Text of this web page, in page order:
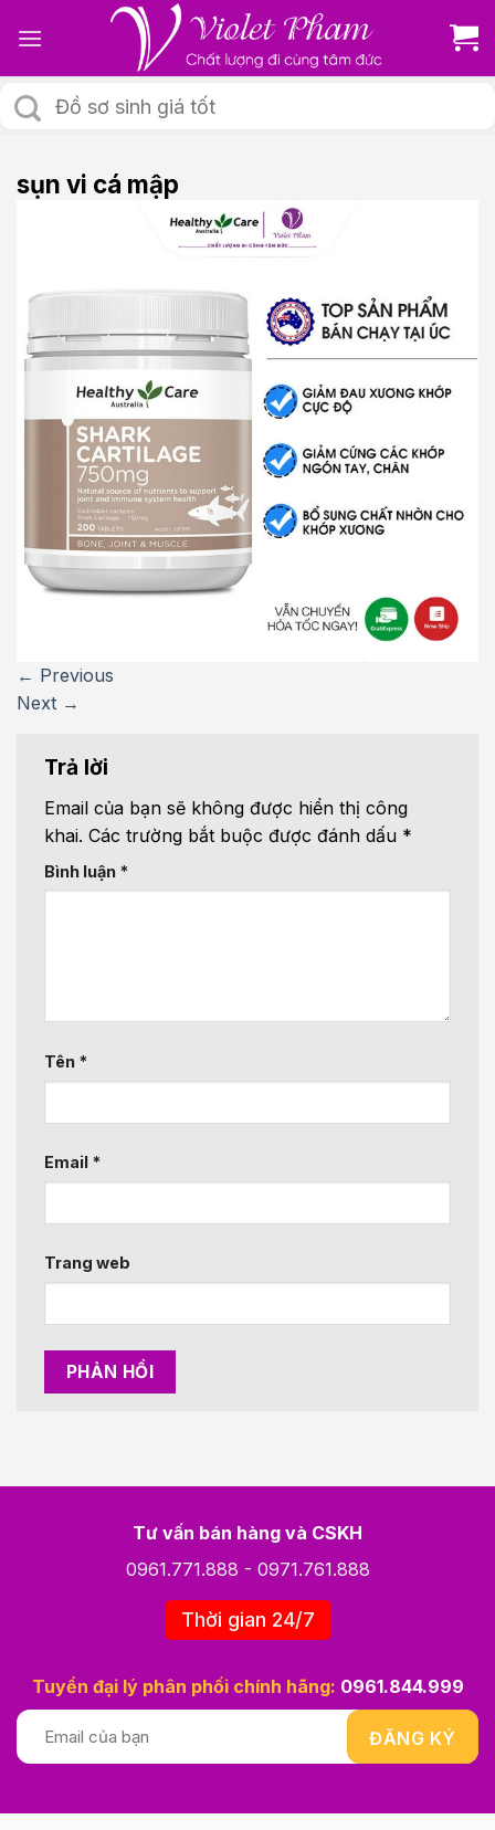
Tìm
kiếm:
sụn vi cá mập
← Previous
Next →
Trả lời
Email của bạn sẽ không được hiển thị công
khai. Các trường bắt buộc được đánh dấu *
Bình luận *
Tên *
Email *
Trang web
Tư vấn bán hàng và CSKH
0961.771.888 - 0971.761.888
Thời gian 24/7
Tuyển đại lý phân phối chính hãng: 0961.844.999